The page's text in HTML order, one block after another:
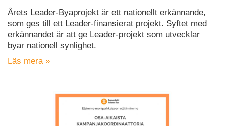
Årets Leader-Byaprojekt är ett nationellt erkännande,
som ges till ett Leader-finansierat projekt. Syftet med
erkännandet är att ge Leader-projekt som utvecklar
byar nationell synlighet.
Läs mera »